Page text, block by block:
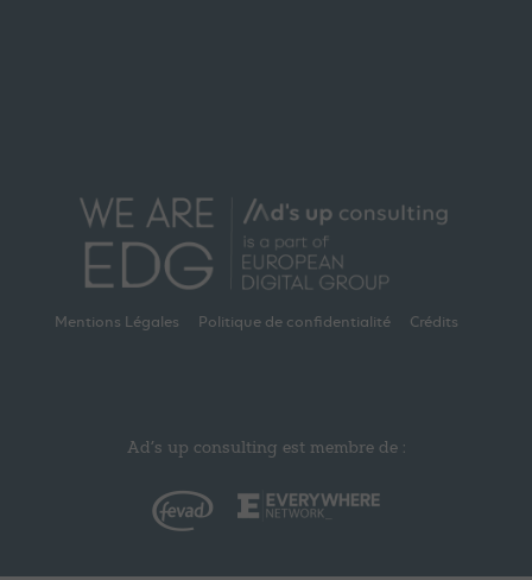
Mentions Légales Politique de confidentialité Crédits
Ad’s up consulting est membre de :